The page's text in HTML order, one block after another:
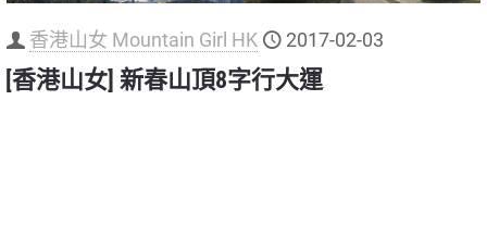
香港山女 Mountain Girl HK 2017-02-03
[香港山女] 新春山頂8字行大運